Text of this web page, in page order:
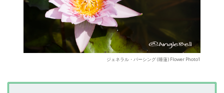
ジェネラル・パーシング (睡蓮) Flower Photo1